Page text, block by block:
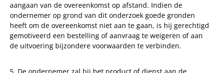
aangaan van de overeenkomst op afstand. Indien de
ondernemer op grond van dit onderzoek goede gronden
heeft om de overeenkomst niet aan te gaan, is hij gerechtigd
gemotiveerd een bestelling of aanvraag te weigeren of aan
de uitvoering bijzondere voorwaarden te verbinden.